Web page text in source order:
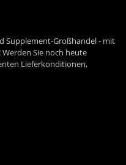
Supplement-Großhandel - mit
Sie noch heute
Lieferkonditionen,